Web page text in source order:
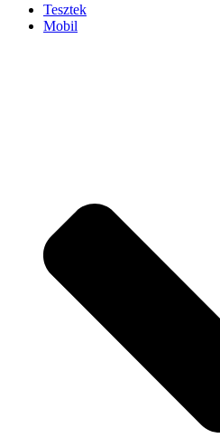
Tesztek
Mobil